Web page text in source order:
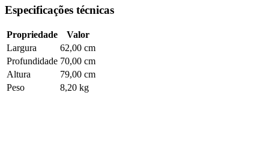
Especificações técnicas
Propriedade
Valor
Largura
62,00 cm
Profundidade 70,00 cm
Altura
79,00 cm
Peso
8,20 kg